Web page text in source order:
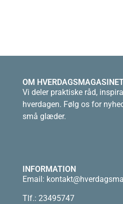
OM
Vi deler praktiske råd,
hverdagen. Følg os for
små glæder.
INFORMATION
Email:
Tlf.: 23495747